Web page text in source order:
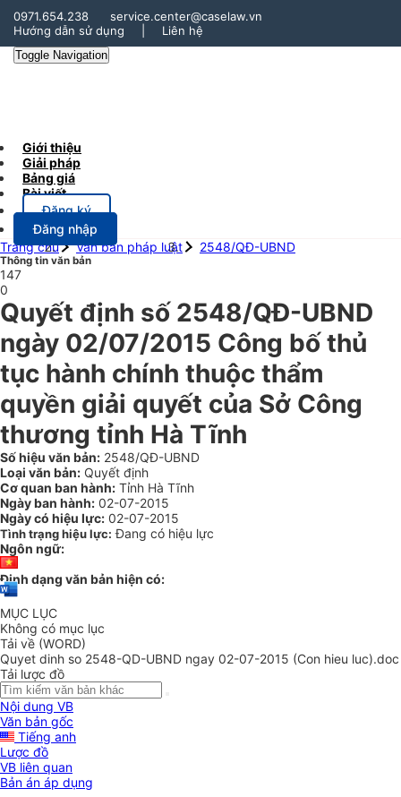
0971.654.238
service.center@caselaw.vn
Hướng dẫn sử dụng
Liên hệ
Toggle Navigation
Giới thiệu
Giải pháp
Bảng giá
Bài viết
Đăng ký
Đăng nhập
Trang chủ
Văn bản pháp luật 2548/QĐ-UBND
Thông tin văn bản
147
0
Quyết định số 2548/QĐ-UBND
ngày 02/07/2015 Công bố thủ
tục hành chính thuộc thẩm
quyền giải quyết của Sở Công
thương tỉnh Hà Tĩnh
Số hiệu văn bản: 2548/QĐ-UBND
Loại văn bản: Quyết định
Cơ quan ban hành: Tỉnh Hà Tĩnh
Ngày ban hành: 02-07-2015
Ngày có hiệu lực: 02-07-2015
Tình trạng hiệu lực: Đang có hiệu lực
Ngôn ngữ:
Định dạng văn bản hiện có:
MỤC LỤC
Không có mục lục
Tải về (WORD)
Quyet dinh so 2548-QD-UBND ngay 02-07-2015 (Con hieu luc).doc
Tải lược đồ
Nội dung VB
Văn bản gốc
Tiếng anh
Lược đồ
VB liên quan
Bản án áp dụng